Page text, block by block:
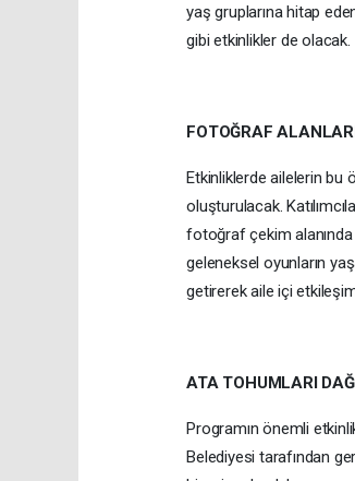
yaş gruplarına hitap
gibi etkinlikler de olacak.
FOTOĞRAF
Etkinliklerde ailelerin bu
oluşturulacak.
fotoğraf çekim alanında
geleneksel oyunların
getirerek aile içi
ATA TOHUMLARI
Programın önemli
Belediyesi tarafından